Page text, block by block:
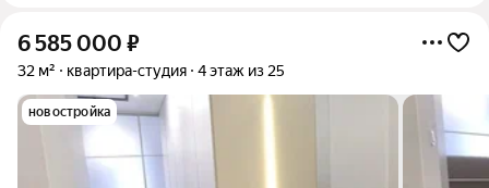
6 585 000 ₽
32 м² квартира-студия 4 этаж из 25
новостройка